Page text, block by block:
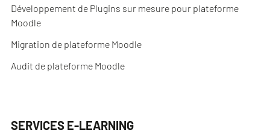
Développement de Plugins sur mesure pour plateforme
Moodle
Migration de plateforme Moodle
Audit de plateforme Moodle
SERVICES E-LEARNING